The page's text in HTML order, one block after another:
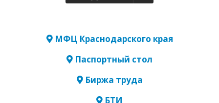
МФЦ Краснодарского края
Паспортный стол
Биржа труда
БТИ